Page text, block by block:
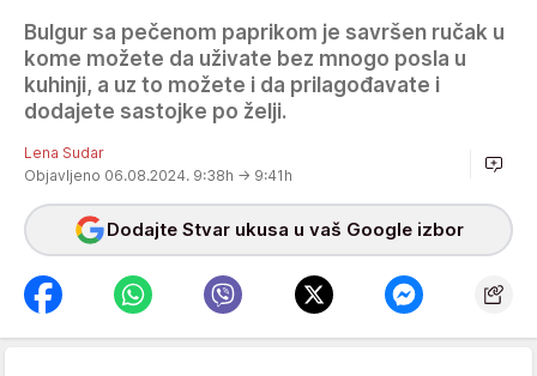
Bulgur sa pečenom paprikom je savršen ručak u
kome možete da uživate bez mnogo posla u
kuhinji, a uz to možete i da prilagođavate i
dodajete sastojke po želji.
Lena Sudar
Objavljeno 06.08.2024. 9:38h → 9:41h
Dodajte Stvar ukusa u vaš Google izbor